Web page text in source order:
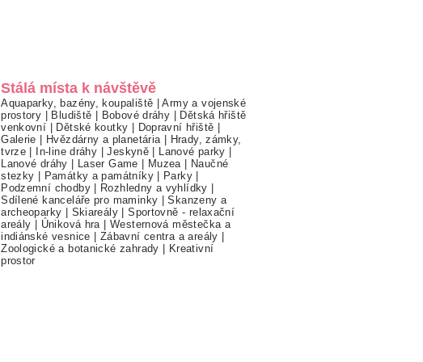
Stálá místa k návštěvě
Aquaparky, bazény, koupaliště |Army a vojenské
prostory | Bludiště | Bobové dráhy | Dětská hřiště
venkovní | Dětské koutky | Dopravní hřiště |
Galerie | Hvězdárny a planetária | Hrady, zámky,
tvrze | In-line dráhy |Jeskyně | Lanové parky |
Lanové dráhy | Laser Game | Muzea | Naučné
stezky | Památky a památníky| Parky |
Podzemní chodby| Rozhledny a vyhlídky |
Sdílené kanceláře pro maminky |Skanzeny a
archeoparky | Skiareály |Sportovně - relaxační
areály | Úniková hra |Westernová městečka a
indiánské vesnice | Zábavní centra a areály |
Zoologické a botanické zahrady | Kreativní
prostor